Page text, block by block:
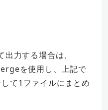
力する場合は、
を使用し、上記で
て1ファイルにまとめ